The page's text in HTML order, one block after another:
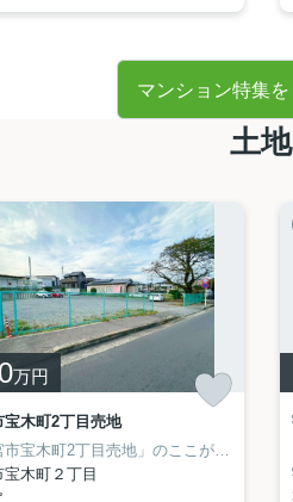
マンション特集
土地
エリア！
でが開発可能面積になります（買主負担
万円
宝木町2丁目売地
木町２丁目